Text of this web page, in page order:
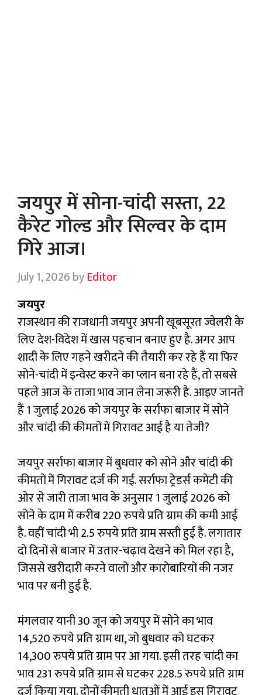
जयपुर में सोना-चांदी सस्ता, 22
कैरेट गोल्ड और सिल्वर के दाम
गिरे आज।
July 1, 2026byEditor
जयपुर
राजस्थान की राजधानी जयपुर अपनी खूबसूरत ज्वेलरी के
लिए देश-विदेश में खास पहचान बनाए हुए है. अगर आप
शादी के लिए गहने खरीदने की तैयारी कर रहे हैं या फिर
सोने-चांदी में इन्वेस्ट करने का प्लान बना रहे हैं, तो सबसे
पहले आज के ताजा भाव जान लेना जरूरी है. आइए जानते
हैं 1 जुलाई 2026 को जयपुर के सर्राफा बाजार में सोने
और चांदी की कीमतों में गिरावट आई है या तेजी?
जयपुर सर्राफा बाजार में बुधवार को सोने और चांदी की
कीमतों में गिरावट दर्ज की गई. सर्राफा ट्रेडर्स कमेटी की
ओर से जारी ताजा भाव के अनुसार 1 जुलाई 2026 को
सोने के दाम में करीब 220 रुपये प्रति ग्राम की कमी आई
है. वहीं चांदी भी 2.5 रुपये प्रति ग्राम सस्ती हुई है. लगातार
दो दिनों से बाजार में उतार-चढ़ाव देखने को मिल रहा है,
जिससे खरीदारी करने वालों और कारोबारियों की नजर
भाव पर बनी हुई है.
मंगलवार यानी 30 जून को जयपुर में सोने का भाव
14,520 रुपये प्रति ग्राम था, जो बुधवार को घटकर
14,300 रुपये प्रति ग्राम पर आ गया. इसी तरह चांदी का
भाव 231 रुपये प्रति ग्राम से घटकर 228.5 रुपये प्रति ग्राम